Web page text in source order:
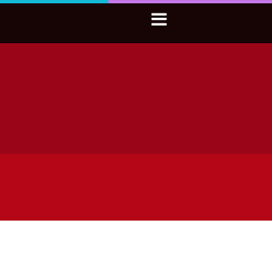
Sidebar